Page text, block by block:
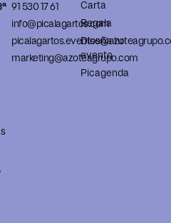
91 530 17 61
info@picalagartos.com
marketing@azoteagrupo.com
Carta
Regala
Diseña tu
evento
Picagenda